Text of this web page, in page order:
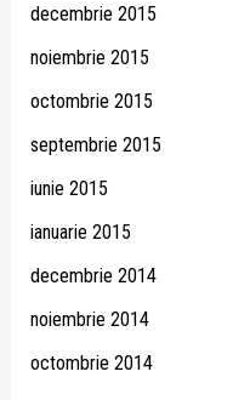
decembrie 2015
noiembrie 2015
octombrie 2015
septembrie 2015
iunie 2015
ianuarie 2015
decembrie 2014
noiembrie 2014
octombrie 2014